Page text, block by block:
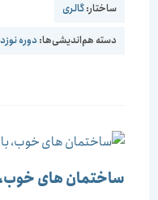
ساختار:گالری
دسته هم‌اندیشی‌ها:دوره نوزدهم
ساختمان های خوب،